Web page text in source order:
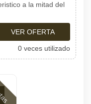
a la mitad del
VER OFERTA
0 veces utilizado